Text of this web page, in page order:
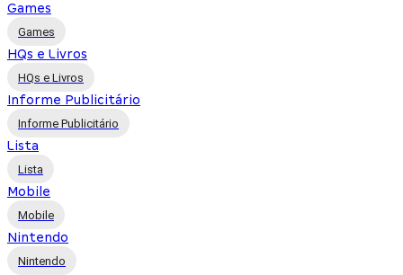
Games
Games
HQs e Livros
HQs e Livros
Informe Publicitário
Informe Publicitário
Lista
Lista
Mobile
Mobile
Nintendo
Nintendo